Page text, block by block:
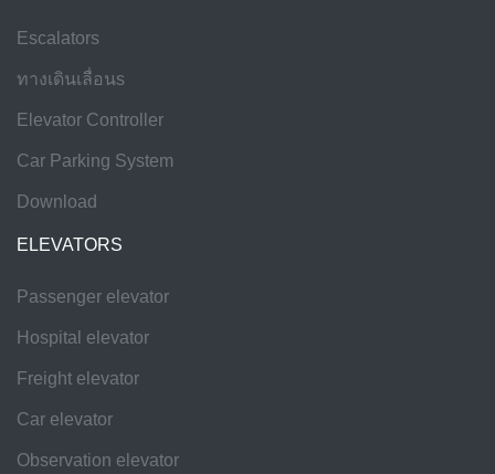
Escalators
ทางเดินเลื่อนs
Elevator Controller
Car Parking System
Download
ELEVATORS
Passenger elevator
Hospital elevator
Freight elevator
Car elevator
Observation elevator